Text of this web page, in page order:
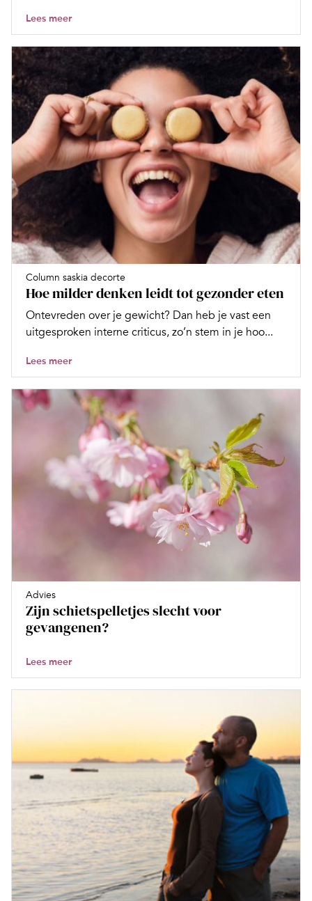
Lees meer
Column saskia decorte
Hoe milder denken leidt tot gezonder eten
Ontevreden over je gewicht? Dan heb je vast een
uitgesproken interne criticus, zo’n stem in je hoo...
Lees meer
Advies
Zijn schietspelletjes slecht voor
gevangenen?
Lees meer